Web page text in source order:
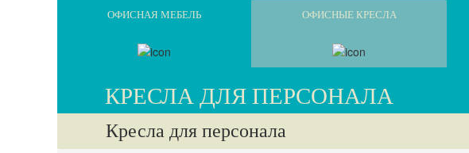
ОФИСНАЯ МЕБЕЛЬ ОФИСНЫЕ КРЕСЛА
КРЕСЛА ДЛЯ ПЕРСОНАЛА
Кресла для персонала